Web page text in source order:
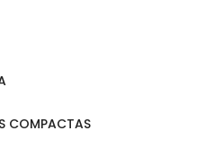
COMPACTAS